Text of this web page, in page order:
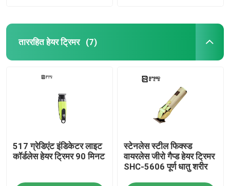
ताररहित हेयर ट्रिमर (7)
517 ग्रेडिएंट इंडिकेटर लाइट
कॉर्डलेस हेयर ट्रिमर 90 मिनट
स्टेनलेस स्टील फिक्स्ड
वायरलेस जीरो गैप्ड हेयर ट्रिमर
SHC-5606 पूर्ण धातु शरीर